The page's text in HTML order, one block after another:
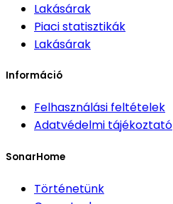
Lakásárak
Piaci statisztikák
Lakásárak
Információ
Felhasználási feltételek
Adatvédelmi tájékoztató
SonarHome
Történetünk